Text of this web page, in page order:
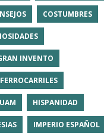
COSTUMBRES
INVENTO
FERROCARRILES
HISPANIDAD
IMPERIO ESPAÑOL